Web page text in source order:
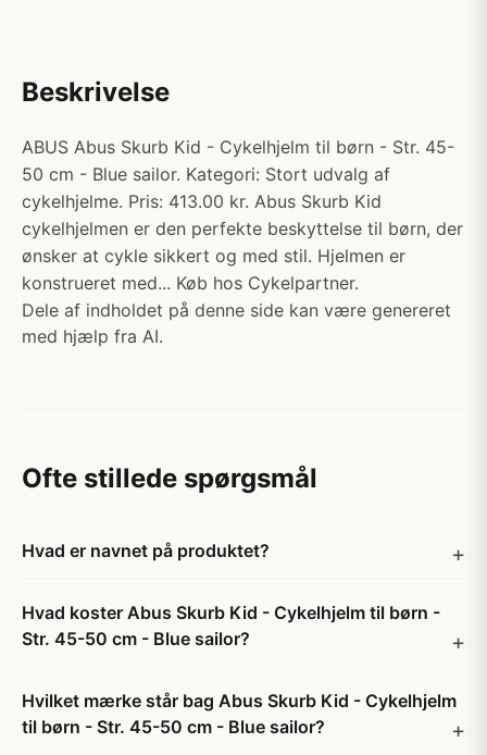
Beskrivelse
ABUS Abus Skurb Kid - Cykelhjelm til børn - Str. 45-
50 cm - Blue sailor. Kategori: Stort udvalg af
cykelhjelme. Pris: 413.00 kr. Abus Skurb Kid
cykelhjelmen er den perfekte beskyttelse til børn, der
ønsker at cykle sikkert og med stil. Hjelmen er
konstrueret med... Køb hos Cykelpartner.
Dele af indholdet på denne side kan være genereret
med hjælp fra AI.
Ofte stillede spørgsmål
Hvad er navnet på produktet?
Hvad koster Abus Skurb Kid - Cykelhjelm til børn -
Str. 45-50 cm - Blue sailor?
Hvilket mærke står bag Abus Skurb Kid - Cykelhjelm
til børn - Str. 45-50 cm - Blue sailor?